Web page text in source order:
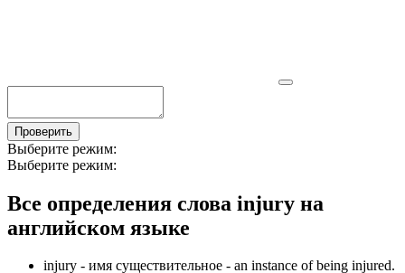
Проверить
Выберите режим:
Выберите режим:
Все определения слова injury на
английском языке
injury - имя существительное - an instance of being injured.